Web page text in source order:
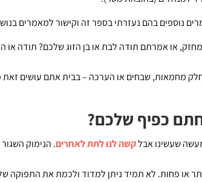
נוספים בהם נעזרתי בספר זה וקישור למאמרים
או אמרתם תודה לבת או בן הזוג שלכם? תודה או
מחמאות, שבחים או הערכה – בבית אתם עושים
כפיף שלכם?
שעשינו אבלקשה לנו לתת לאחרים. הנימוק
או פחות. לא תמיד ניתן למדוד ולכמת את